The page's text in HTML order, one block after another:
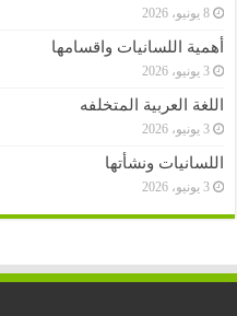
8 يونيو، 2026
أهمية اللسانيات واقسامها
3 يونيو، 2026
اللغة العربية المتخلفه
3 يونيو، 2026
اللسانيات ونشأتها
3 يونيو، 2026